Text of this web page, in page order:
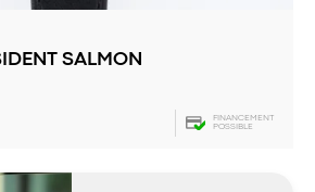
SALMON
FINANCEMENT
POSSIBLE